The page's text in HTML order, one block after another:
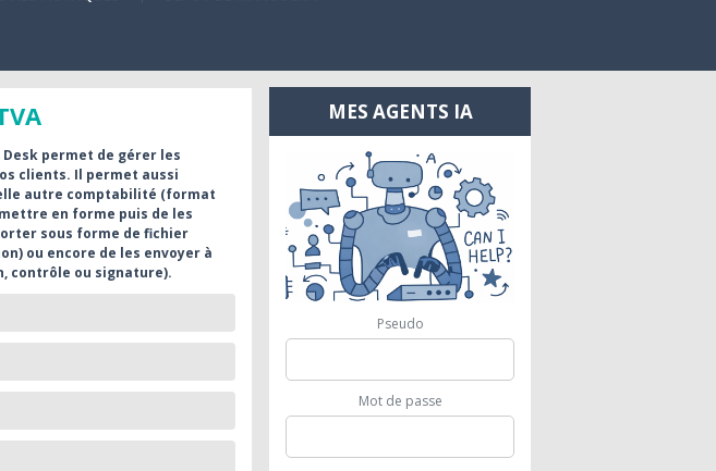
permet de gérer les
clients. Il permet aussi
autre comptabilité (format
en forme puis de les
sous forme de fichier
ou encore de les envoyer à
contrôle ou signature).
MES AGENTS IA
Pseudo
Mot de passe